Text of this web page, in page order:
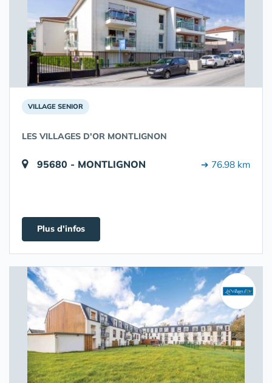
VILLAGE SENIOR
LES VILLAGES D'OR MONTLIGNON
95680 - MONTLIGNON ➔ 76.98 km
Plus d'infos